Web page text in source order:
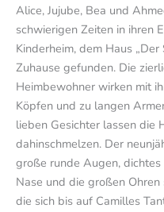
Alice, Jujube, Bea und
schwierigen Zeiten in ihren
Kinderheim, dem Haus
Zuhause gefunden. Die
Heimbewohner wirken mit
Köpfen und zu langen
lieben Gesichter lassen die
dahinschmelzen. Der
große runde Augen,
Nase und die großen
die sich bis auf Camilles